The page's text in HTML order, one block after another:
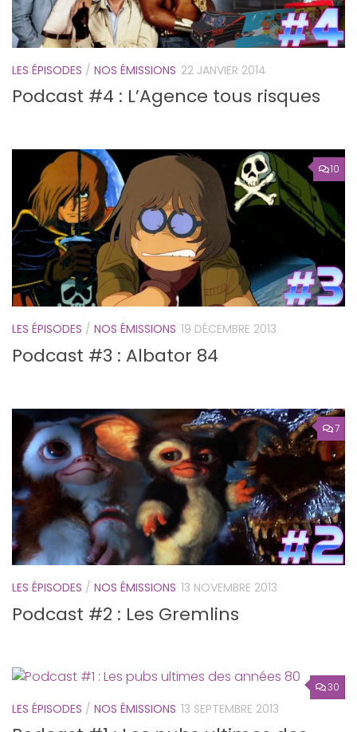
LES ÉPISODES / NOS ÉMISSIONS 22 JANVIER 2014
Podcast #4 : L’Agence tous risques
10
LES ÉPISODES / NOS ÉMISSIONS 19 DÉCEMBRE 2013
Podcast #3 : Albator 84
7
LES ÉPISODES / NOS ÉMISSIONS 13 NOVEMBRE 2013
Podcast #2 : Les Gremlins
30
LES ÉPISODES / NOS ÉMISSIONS 13 SEPTEMBRE 2013